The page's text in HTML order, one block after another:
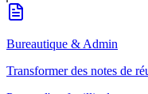
Bureautique & Admin
Transformer des notes de